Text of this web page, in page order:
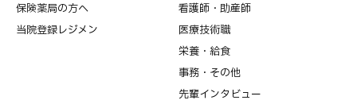
保険薬局の方へ
当院登録レジメン
看護師・助産師
医療技術職
栄養・給食
事務・その他
先輩インタビュー